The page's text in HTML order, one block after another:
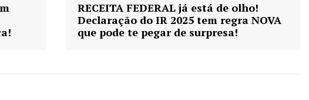
RECEITA FEDERAL já está de olho!
Declaração do IR 2025 tem regra NOVA
que pode te pegar de surpresa!